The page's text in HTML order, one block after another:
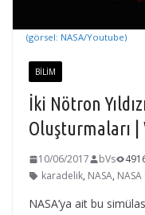
(görsel: NASA/Youtube)
BILIM
İki Nötron
Oluşturmaları |
10/06/2017 bVs
karadelik, NASA,
NASA’ya ait bu